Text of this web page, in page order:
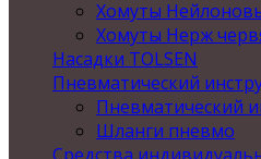
Хомуты
Хомуты Нерж
Насадки TOLSEN
Пневматический
Пневматический
Шланги пневмо